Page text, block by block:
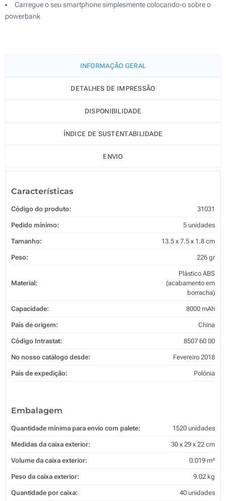
Carregue o seu smartphone simplesmente colocando-o sobre o
powerbank
INFORMAÇÃO GERAL
DETALHES DE IMPRESSÃO
DISPONIBILIDADE
ÍNDICE DE SUSTENTABILIDADE
ENVIO
Características
Código do produto: 31031
Pedido mínimo: 5 unidades
Tamanho: 13.5 x 7.5 x 1.8 cm
Peso: 226 gr
Material:
Plástico ABS
(acabamento em
borracha)
Capacidade: 8000 mAh
País de origem: China
Código Intrastat: 8507 60 00
No nosso catálogo desde: Fevereiro 2018
País de expedição: Polónia
Embalagem
Quantidade mínima para envio com palete: 1520 unidades
Medidas da caixa exterior: 30 x 29 x 22 cm
Volume da caixa exterior: 0.019 m³
Peso da caixa exterior: 9.02 kg
Quantidade por caixa: 40 unidades